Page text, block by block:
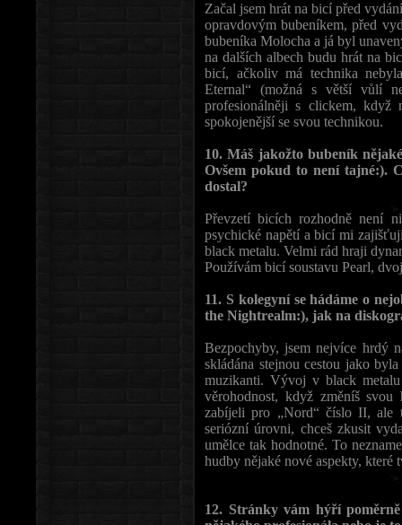
Začal jsem hrát na bicí před
opravdovým bubeníkem, před
bubeníka Molocha a já byl
na dalších albech budu hrát na
bicí, ačkoliv má technika
Eternal“ (možná s větší vůlí
profesionálněji s clickem, když
spokojenější se svou technikou.
10. Máš jakožto bubeník
Ovšem pokud to není tajné:).
dostal?
Převzetí bicích rozhodně není
psychické napětí a bicí mi
black metalu. Velmi rád hraji
Používám bicí soustavu Pearl,
11. S kolegyní se hádáme o
the Nightrealm:), jak na
Bezpochyby, jsem nejvíce hrdý
skládána stejnou cestou jako
muzikanti. Vývoj v black
věrohodnost, když změníš
zabíjeli pro „Nord“ číslo II, ale
seriózní úrovni, chceš zkusit
umělce tak hodnotné. To
hudby nějaké nové aspekty, které
12. Stránky vám hýří